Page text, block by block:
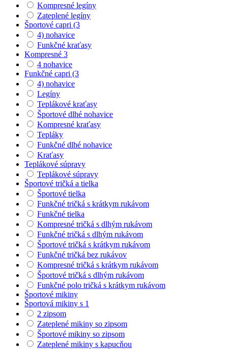
Kompresné legíny
Zateplené legíny
Športové capri (3
4) nohavice
Funkčné kraťasy
Kompresné 3
4 nohavice
Funkčné capri (3
4) nohavice
Legíny
Teplákové kraťasy
Športové dlhé nohavice
Kompresné kraťasy
Tepláky
Funkčné dlhé nohavice
Kraťasy
Teplákové súpravy
Teplákové súpravy
Športové tričká a tielka
Športové tielka
Funkčné tričká s krátkym rukávom
Funkčné tielka
Kompresné tričká s dlhým rukávom
Funkčné tričká s dlhým rukávom
Športové tričká s krátkym rukávom
Funkčné tričká bez rukávov
Kompresné tričká s krátkym rukávom
Športové tričká s dlhým rukávom
Funkčné polo tričká s krátkym rukávom
Športové mikiny
Športová mikiny s 1
2 zipsom
Zateplené mikiny so zipsom
Športové mikiny so zipsom
Zateplené mikiny s kapucňou